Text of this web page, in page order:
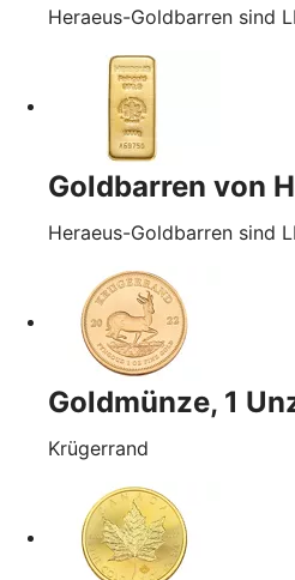
Heraeus-Goldbarren sind
Goldbarren von
Heraeus-Goldbarren sind
Goldmünze, 1
Krügerrand